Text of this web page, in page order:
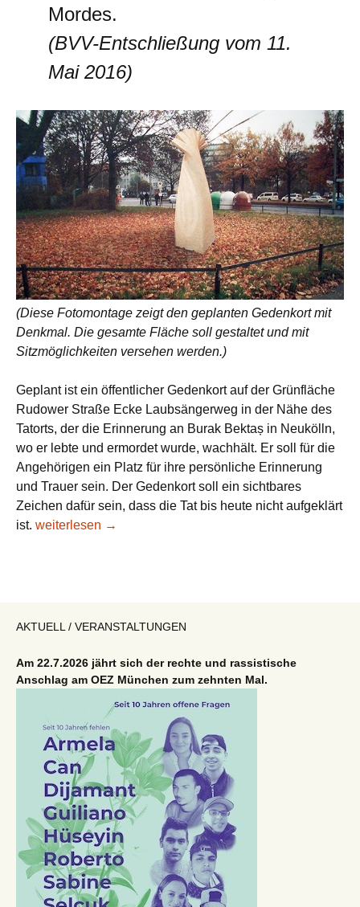
Mordes.
(BVV-Entschließung vom 11.
Mai 2016)
(Diese Fotomontage zeigt den geplanten Gedenkort mit
Denkmal. Die gesamte Fläche soll gestaltet und mit
Sitzmöglichkeiten versehen werden.)
Geplant ist ein öffentlicher Gedenkort auf der Grünfläche
Rudower Straße Ecke Laubsängerweg in der Nähe des
Tatorts, der die Erinnerung an Burak Bektaș in Neukölln,
wo er lebte und ermordet wurde, wachhält. Er soll für die
Angehörigen ein Platz für ihre persönliche Erinnerung
und Trauer sein. Der Gedenkort soll ein sichtbares
Zeichen dafür sein, dass die Tat bis heute nicht aufgeklärt
ist. Neuköllner BVV begrüßt Gedenkort für Burak
weiterlesen →
AKTUELL / VERANSTALTUNGEN
Am 22.7.2026 jährt sich der rechte und rassistische
Anschlag am OEZ München zum zehnten Mal.